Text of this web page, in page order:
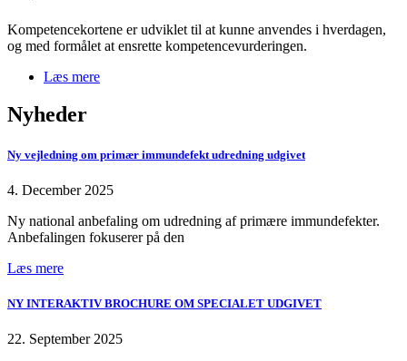
Kompetencekortene er udviklet til at kunne anvendes i hverdagen,
og med formålet at ensrette kompetencevurderingen.
Læs mere
Nyheder
Ny vejledning om primær immundefekt udredning udgivet
4. December 2025
Ny national anbefaling om udredning af primære immundefekter.
Anbefalingen fokuserer på den
Læs mere
NY INTERAKTIV BROCHURE OM SPECIALET UDGIVET
22. September 2025